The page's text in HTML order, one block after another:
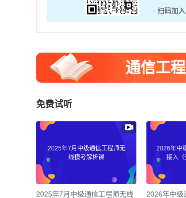
· 扫码加
通信工
免费试听
2025年7月中级通信工程师无
线模考解析课
2025年7月中级通信工程师无线
2026年中
接入（
2026年中级